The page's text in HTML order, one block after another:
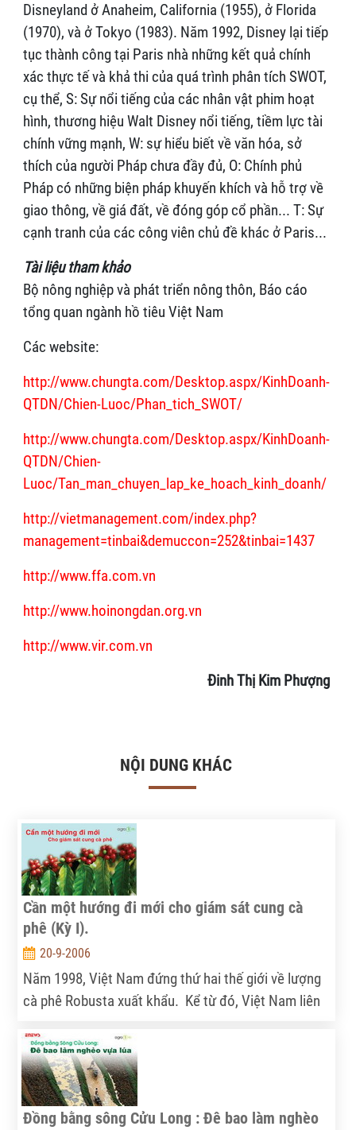
Disneyland ở Anaheim, California (1955), ở Florida
(1970), và ở Tokyo (1983). Năm 1992, Disney lại tiếp
tục thành công tại Paris nhà những kết quả chính
xác thực tế và khả thi của quá trình phân tích SWOT,
cụ thể, S: Sự nổi tiếng của các nhân vật phim hoạt
hình, thương hiệu Walt Disney nổi tiếng, tiềm lực tài
chính vững mạnh, W: sự hiểu biết về văn hóa, sở
thích của người Pháp chưa đầy đủ, O: Chính phủ
Pháp có những biện pháp khuyến khích và hỗ trợ về
giao thông, về giá đất, về đóng góp cổ phần... T: Sự
cạnh tranh của các công viên chủ đề khác ở Paris...
Tài liệu tham khảo
Bộ nông nghiệp và phát triển nông thôn, Báo cáo
tổng quan ngành hồ tiêu Việt Nam
Các website:
http://www.chungta.com/Desktop.aspx/KinhDoanh-
QTDN/Chien-Luoc/Phan_tich_SWOT/
http://www.chungta.com/Desktop.aspx/KinhDoanh-
QTDN/Chien-
Luoc/Tan_man_chuyen_lap_ke_hoach_kinh_doanh/
http://vietmanagement.com/index.php?
management=tinbai&demuccon=252&tinbai=1437
http://www.ffa.com.vn
http://www.hoinongdan.org.vn
http://www.vir.com.vn
Đinh Thị Kim Phượng
NỘI DUNG KHÁC
Cần một hướng đi mới cho giám sát cung cà
phê (Kỳ I).
20-9-2006
Năm 1998, Việt Nam đứng thứ hai thế giới về lượng
cà phê Robusta xuất khẩu. Kể từ đó, Việt Nam liên
trên thế giới, mang lại nguồn ngoại tệ lớn cho đất
nước, cải thiện đời sống của hàng triệu người dân,
tạo hàng trăm nghìn việc làm trực tiếp và gián tiếp
cho người trồng, chế biến và buôn bán cà phê.
Đồng bằng sông Cửu Long : Đê bao làm nghèo